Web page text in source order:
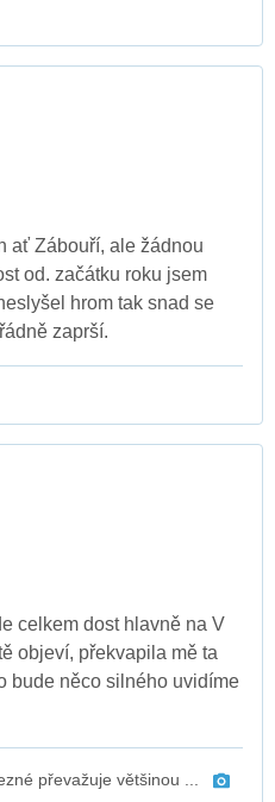
ať Zábouří, ale žádnou
od. začátku roku jsem
hrom tak snad se
zaprší.
celkem dost hlavně na V
objeví, překvapila mě ta
bude něco silného uvidíme
převažuje většinou ...